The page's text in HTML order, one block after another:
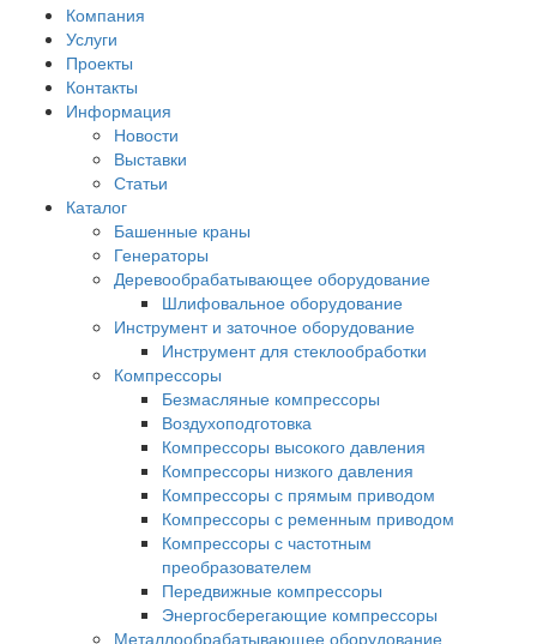
Компания
Услуги
Проекты
Контакты
Информация
Новости
Выставки
Статьи
Каталог
Башенные краны
Генераторы
Деревообрабатывающее оборудование
Шлифовальное оборудование
Инструмент и заточное оборудование
Инструмент для стеклообработки
Компрессоры
Безмасляные компрессоры
Воздухоподготовка
Компрессоры высокого давления
Компрессоры низкого давления
Компрессоры с прямым приводом
Компрессоры с ременным приводом
Компрессоры с частотным
преобразователем
Передвижные компрессоры
Энергосберегающие компрессоры
Металлообрабатывающее оборудование